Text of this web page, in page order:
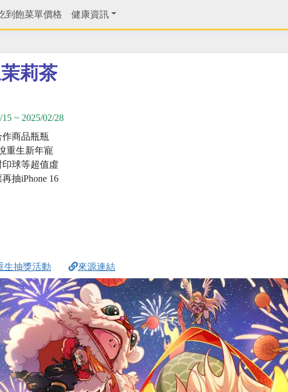
到飽菜單價格 健康資訊
莉茶
15 ~ 2025/02/28
商品瓶瓶
重生新年寵
球等超值虛
抽iPhone 16
生抽獎活動 來源連結